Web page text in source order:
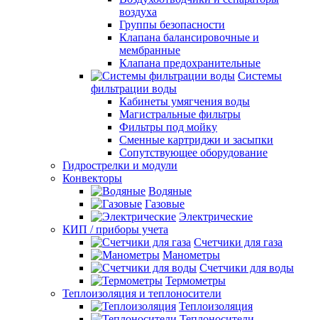
воздуха
Группы безопасности
Клапана балансировочные и
мембранные
Клапана предохранительные
Системы
фильтрации воды
Кабинеты умягчения воды
Магистральные фильтры
Фильтры под мойку
Сменные картриджи и засыпки
Сопутствующее оборудование
Гидрострелки и модули
Конвекторы
Водяные
Газовые
Электрические
КИП / приборы учета
Счетчики для газа
Манометры
Счетчики для воды
Термометры
Теплоизоляция и теплоносители
Теплоизоляция